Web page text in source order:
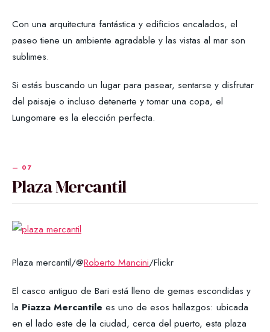
Con una arquitectura fantástica y edificios encalados, el
paseo tiene un ambiente agradable y las vistas al mar son
sublimes.
Si estás buscando un lugar para pasear, sentarse y disfrutar
del paisaje o incluso detenerte y tomar una copa, el
Lungomare es la elección perfecta.
Plaza Mercantil
Plaza mercantil/@Roberto Mancini/Flickr
El casco antiguo de Bari está lleno de gemas escondidas y
la Piazza Mercantile es uno de esos hallazgos: ubicada
en el lado este de la ciudad, cerca del puerto, esta plaza